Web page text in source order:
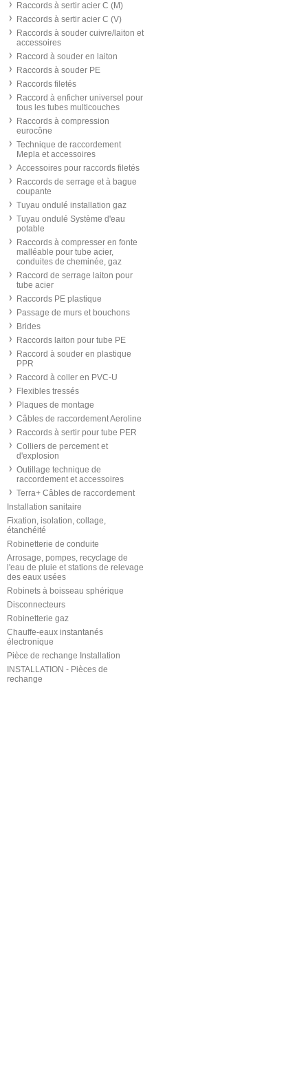
Raccords à sertir acier C (M)
Raccords à sertir acier C (V)
Raccords à souder cuivre/laiton et
accessoires
Raccord à souder en laiton
Raccords à souder PE
Raccords filetés
Raccord à enficher universel pour
tous les tubes multicouches
Raccords à compression
eurocône
Technique de raccordement
Mepla et accessoires
Accessoires pour raccords filetés
Raccords de serrage et à bague
coupante
Tuyau ondulé installation gaz
Tuyau ondulé Système d'eau
potable
Raccords à compresser en fonte
malléable pour tube acier,
conduites de cheminée, gaz
Raccord de serrage laiton pour
tube acier
Raccords PE plastique
Passage de murs et bouchons
Brides
Raccords laiton pour tube PE
Raccord à souder en plastique
PPR
Raccord à coller en PVC-U
Flexibles tressés
Plaques de montage
Câbles de raccordement Aeroline
Raccords à sertir pour tube PER
Colliers de percement et
d'explosion
Outillage technique de
raccordement et accessoires
Terra+ Câbles de raccordement
Installation sanitaire
Fixation, isolation, collage,
étanchéité
Robinetterie de conduite
Arrosage, pompes, recyclage de
l'eau de pluie et stations de relevage
des eaux usées
Robinets à boisseau sphérique
Disconnecteurs
Robinetterie gaz
Chauffe-eaux instantanés
électronique
Pièce de rechange Installation
INSTALLATION - Pièces de
rechange